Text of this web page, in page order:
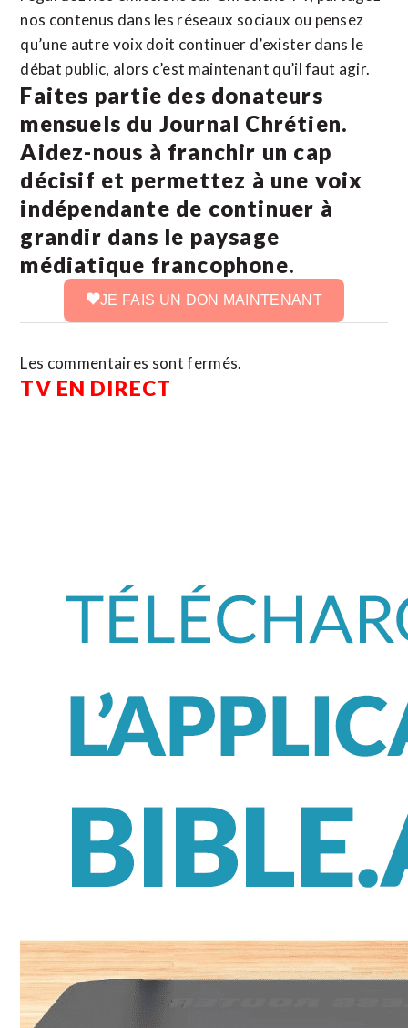
nos contenus dans les réseaux sociaux ou pensez
qu’une autre voix doit continuer d’exister dans le
débat public, alors c’est maintenant qu’il faut agir.
Faites partie des donateurs
mensuels du Journal Chrétien.
Aidez-nous à franchir un cap
décisif et permettez à une voix
indépendante de continuer à
grandir dans le paysage
médiatique francophone.
JE FAIS UN DON MAINTENANT
Les commentaires sont fermés.
TV EN DIRECT